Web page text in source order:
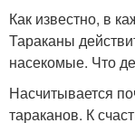
Как известно, в
Тараканы
насекомые. Что
Насчитывается
тараканов. К